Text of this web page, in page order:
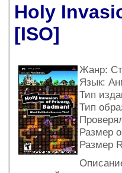
Holy
[ISO]
Жанр:
Язык:
Тип
Тип
Размер
Размер